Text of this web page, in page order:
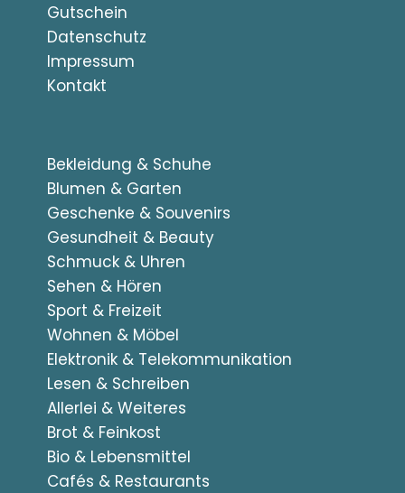
Gutschein
Datenschutz
Impressum
Kontakt
Bekleidung & Schuhe
Blumen & Garten
Geschenke & Souvenirs
Gesundheit & Beauty
Schmuck & Uhren
Sehen & Hören
Sport & Freizeit
Wohnen & Möbel
Elektronik & Telekommunikation
Lesen & Schreiben
Allerlei & Weiteres
Brot & Feinkost
Bio & Lebensmittel
Cafés & Restaurants